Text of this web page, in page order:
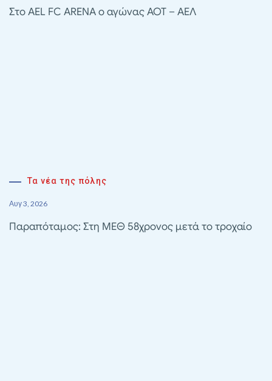
Στο AEL FC ARENA ο αγώνας ΑΟΤ – ΑΕΛ
Τα νέα της πόλης
Αυγ 3, 2026
Παραπόταμος: Στη ΜΕΘ 58χρονος μετά το τροχαίο